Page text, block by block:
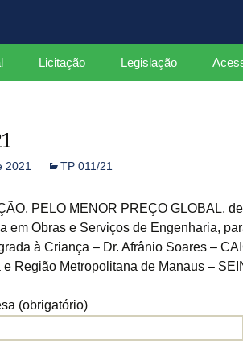
Compartilhados
Licitação Legislação
Portarias
Instruções Normativas
2021 TP 011/21
PELO MENOR PREÇO GLOBAL,
em Obras e Serviços de Engenharia,
à Criança – Dr. Afrânio Soares –
e Região Metropolitana de Manaus –
(obrigatório)